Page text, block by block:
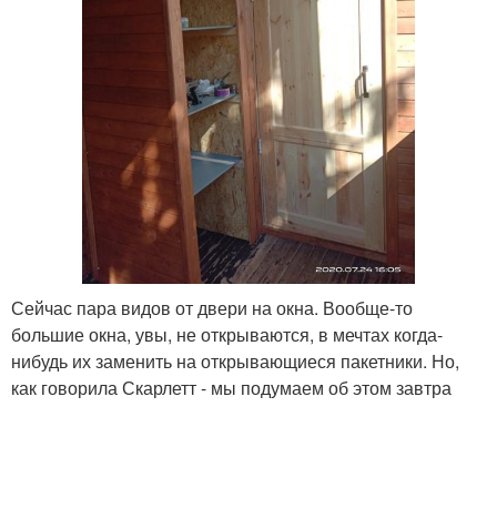
Сейчас пара видов от двери на окна. Вообще-то
большие окна, увы, не открываются, в мечтах когда-
нибудь их заменить на открывающиеся пакетники. Но,
как говорила Скарлетт - мы подумаем об этом завтра